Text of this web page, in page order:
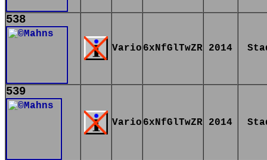
538
Vario 6xNfGlTwZR 2014
539
Vario 6xNfGlTwZR 2014